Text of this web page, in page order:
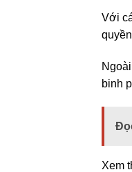
Với
binh
Xem